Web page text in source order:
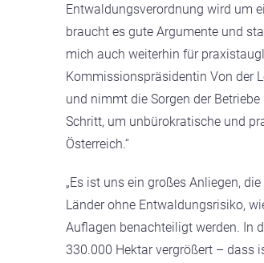
Entwaldungsverordnung wird um
braucht es gute Argumente und
mich auch weiterhin für
Kommissionspräsidentin Von der
und nimmt die Sorgen der
Schritt, um unbürokratische und
Österreich.“
„Es ist uns ein großes Anliegen,
Länder ohne Entwaldungsrisiko,
Auflagen benachteiligt werden. In
330.000 Hektar vergrößert – dass